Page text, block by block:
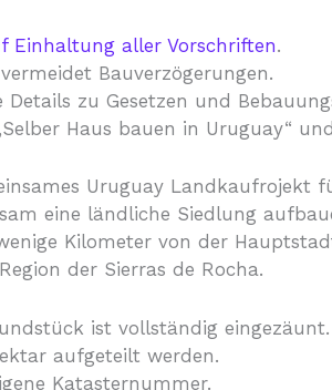
Einhaltung aller Vorschriften.
Bauverzögerungen.
zu Gesetzen und
Haus bauen in Uruguay“
Uruguay Landkaufrojekt
eine ländliche Siedlung
Kilometer von der
der Sierras de Rocha.
ist vollständig eingezäunt.
aufgeteilt werden.
Katasternummer.